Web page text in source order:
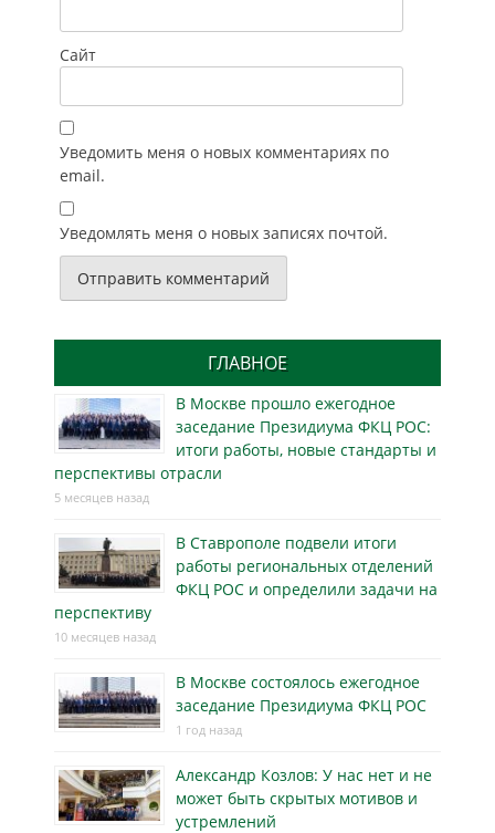
Сайт
Уведомить меня о новых комментариях по
email.
Уведомлять меня о новых записях почтой.
ГЛАВНОЕ
В Москве прошло ежегодное
заседание Президиума ФКЦ РОС:
итоги работы, новые стандарты и
перспективы отрасли
5 месяцев назад
В Ставрополе подвели итоги
работы региональных отделений
ФКЦ РОС и определили задачи на
перспективу
10 месяцев назад
В Москве состоялось ежегодное
заседание Президиума ФКЦ РОС
1 год назад
Александр Козлов: У нас нет и не
может быть скрытых мотивов и
устремлений